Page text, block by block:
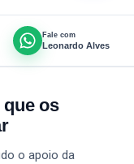
Fale com
Leonardo Alves
os
o apoio da